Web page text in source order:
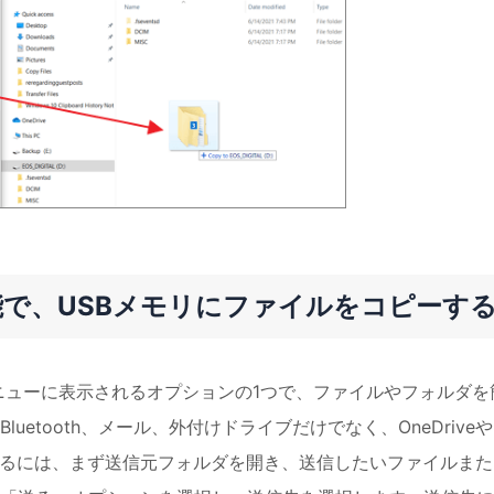
、USBメモリにファイルをコピーす
ーに表示されるオプションの1つで、ファイルやフォルダを
、メール、外付けドライブだけでなく、OneDriveや
には、まず送信元フォルダを開き、送信したいファイルま